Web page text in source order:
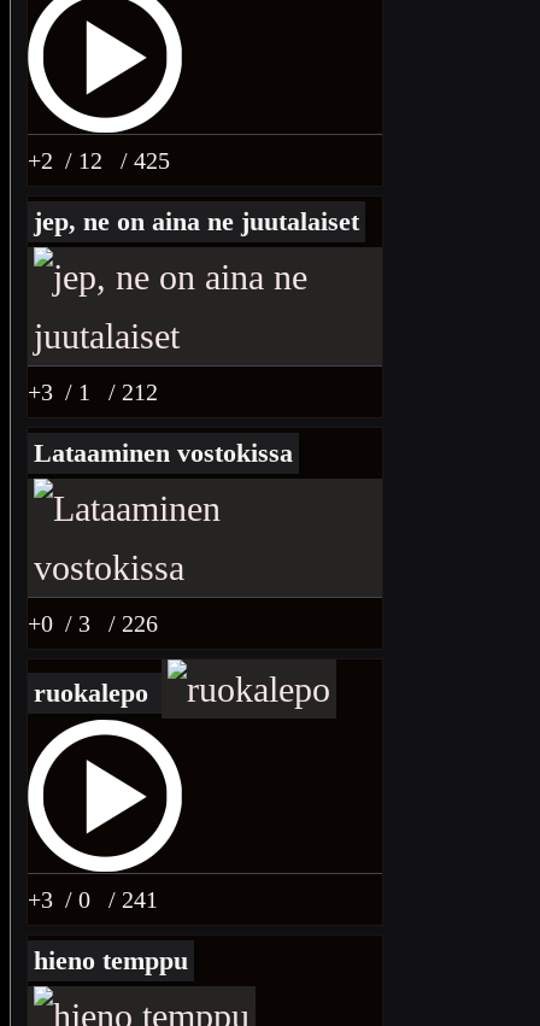
+2 / 12 / 425
jep, ne on aina ne juutalaiset
+3 / 1 / 212
Lataaminen vostokissa
+0 / 3 / 226
ruokalepo
+3 / 0 / 241
hieno temppu